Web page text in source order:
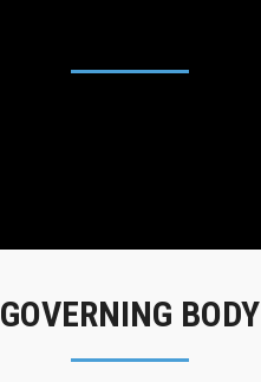
GOVERNING BODY